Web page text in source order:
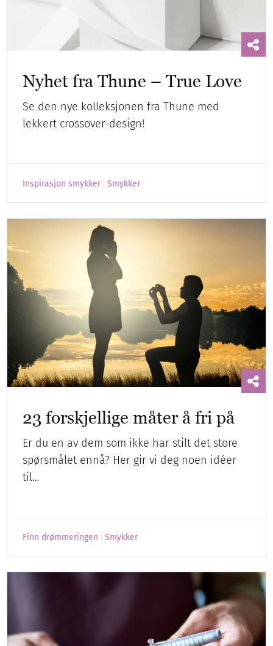
Nyhet fra Thune – True Love
Se den nye kolleksjonen fra Thune med
lekkert crossover-design!
Inspirasjon smykker Smykker
23 forskjellige måter å fri på
Er du en av dem som ikke har stilt det store
spørsmålet ennå? Her gir vi deg noen idéer
til…
Finn drømmeringen Smykker